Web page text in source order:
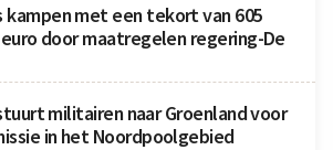
kampen met een tekort van 605
door maatregelen regering-De
militairen naar Groenland voor
in het Noordpoolgebied